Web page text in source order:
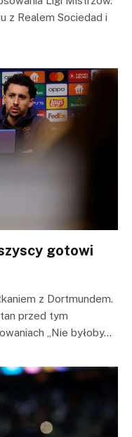
z Realem Sociedad i
gotowi
z Dortmundem.
przed tym
„Nie byłoby…